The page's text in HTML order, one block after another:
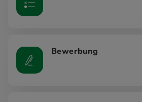
Bewerbung